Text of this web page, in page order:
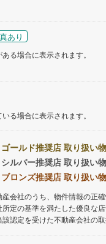
あり
る場合に表示されます。
る場合に表示されます。
ゴールド推奨店 取り扱い
シルバー推奨店 取り扱い
ブロンズ推奨店 取り扱い
会社のうち、物件情報の正
定の基準を満たした優良な
認定を受けた不動産会社の取